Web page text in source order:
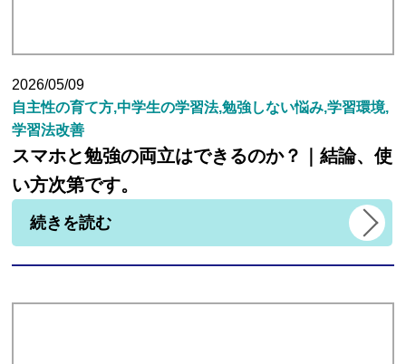
2026/05/09
自主性の育て方,中学生の学習法,勉強しない悩み,学習環境,
学習法改善
スマホと勉強の両立はできるのか？｜結論、使
い方次第です。
続きを読む